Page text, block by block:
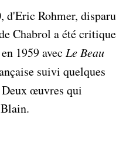
d'Eric Rohmer, disparu
Chabrol a été critique
1959 avec Le Beau
suivi quelques
œuvres qui